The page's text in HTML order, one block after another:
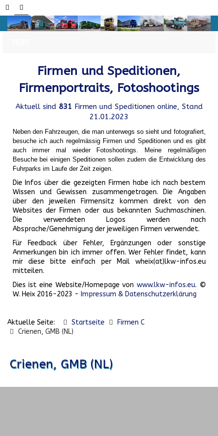
Firmen und Speditionen,
Firmenportraits, Fotoshootings
Aktuell sind 831 Firmen und Speditionen online, Stand
21.01.2023
Neben den Fahrzeugen, die man unterwegs so sieht und fotografiert,
besuche ich auch regelmässig Firmen und Speditionen und es gibt
auch immer mal wieder Fotoshootings.
Meine regelmäßigen
Besuche bei einigen Speditionen sollen zudem die Entwicklung des
Fuhrparks im Laufe der Zeit zeigen.
Die Infos über die gezeigten Firmen habe ich nach bestem
Wissen und Gewissen zusammengetragen. Die Angaben
über den jeweilen Firmensitz kommen direkt von den
Websites der Firmen oder aus bekannten Suchmaschinen.
Die verwendeten Logos werden nach
Absprache/Genehmigung der jeweiligen Firmen verwendet.
Für Feedback über Fehler, Ergänzungen oder sonstige
Anmerkungen bin ich immer offen. Wer Fehler findet, kann
mir diese bitte einfach per Mail wheix(at)lkw-infos.eu
mitteilen.
Dies ist eine Website/Homepage von www.lkw-infos.eu. ©
W. Heix 2016-2023 - Impressum & Datenschutzerklärung
Aktuelle Seite: Startseite
Firmen C
Crienen, GMB (NL)
Crienen, GMB (NL)